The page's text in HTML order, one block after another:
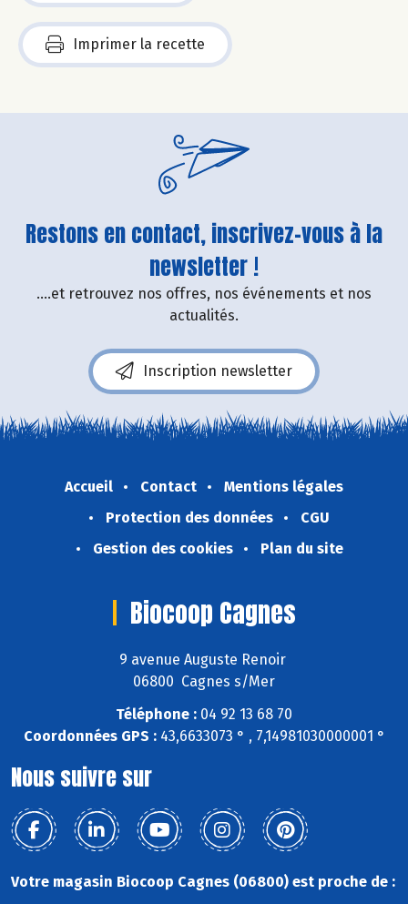
Imprimer la recette
Restons en contact, inscrivez-vous à la
newsletter !
....et retrouvez nos offres, nos événements et nos
actualités.
Inscription newsletter
Accueil Contact
Mentions légales
Protection des données
CGU
Gestion des cookies
Plan du site
Biocoop Cagnes
9 avenue Auguste Renoir
06800 Cagnes s/Mer
Téléphone : 04 92 13 68 70
Coordonnées GPS :43,6633073 ° , 7,14981030000001 °
Nous suivre sur
Votre magasin Biocoop Cagnes (06800) est proche de :